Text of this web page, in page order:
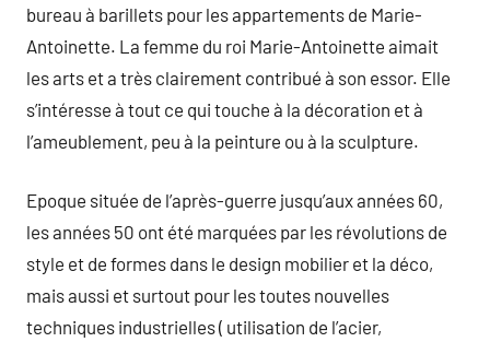
bureau à barillets pour les appartements de Marie-
Antoinette. La femme du roi Marie-Antoinette aimait
les arts et a très clairement contribué à son essor. Elle
s’intéresse à tout ce qui touche à la décoration et à
l’ameublement, peu à la peinture ou à la sculpture.
Epoque située de l’après-guerre jusqu’aux années 60,
les années 50 ont été marquées par les révolutions de
style et de formes dans le design mobilier et la déco,
mais aussi et surtout pour les toutes nouvelles
techniques industrielles ( utilisation de l’acier,